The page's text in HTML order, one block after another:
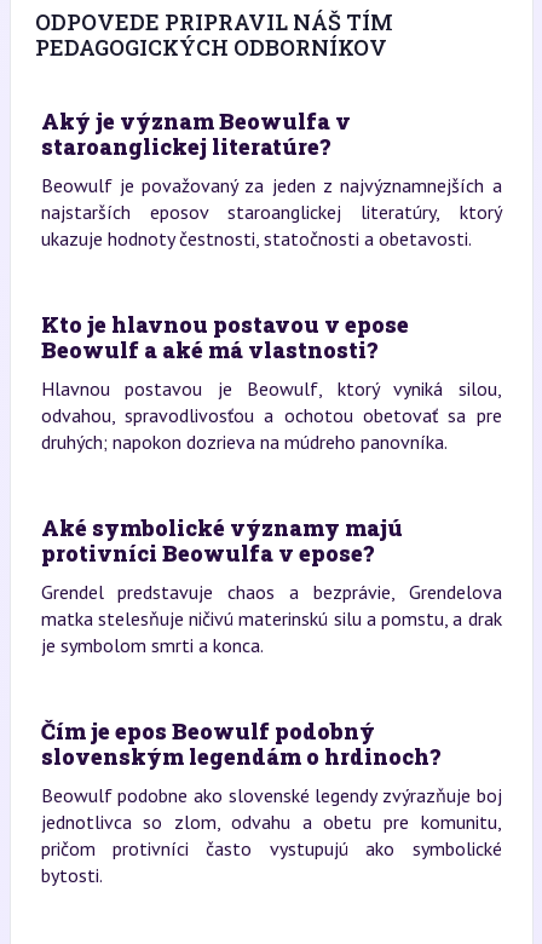
ODPOVEDE PRIPRAVIL NÁŠ TÍM
PEDAGOGICKÝCH ODBORNÍKOV
Aký je význam Beowulfa v
staroanglickej literatúre?
Beowulf je považovaný za jeden z najvýznamnejších a
najstarších eposov staroanglickej literatúry, ktorý
ukazuje hodnoty čestnosti, statočnosti a obetavosti.
Kto je hlavnou postavou v epose
Beowulf a aké má vlastnosti?
Hlavnou postavou je Beowulf, ktorý vyniká silou,
odvahou, spravodlivosťou a ochotou obetovať sa pre
druhých; napokon dozrieva na múdreho panovníka.
Aké symbolické významy majú
protivníci Beowulfa v epose?
Grendel predstavuje chaos a bezprávie, Grendelova
matka stelesňuje ničivú materinskú silu a pomstu, a drak
je symbolom smrti a konca.
Čím je epos Beowulf podobný
slovenským legendám o hrdinoch?
Beowulf podobne ako slovenské legendy zvýrazňuje boj
jednotlivca so zlom, odvahu a obetu pre komunitu,
pričom protivníci často vystupujú ako symbolické
bytosti.